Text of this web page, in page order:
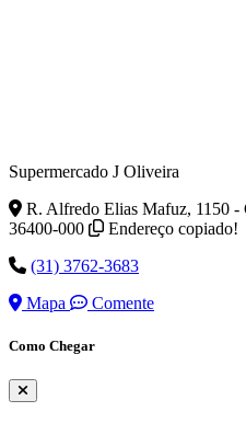
Supermercado J Oliveira
R. Alfredo Elias Mafuz, 1150
36400-000
Endereço copiado!
(31) 3762-3683
Mapa
Comente
Como Chegar